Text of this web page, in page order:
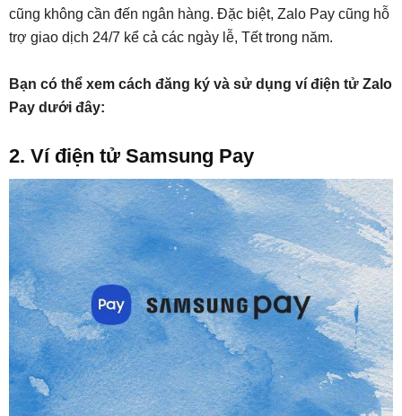
cũng không cần đến ngân hàng. Đặc biệt, Zalo Pay cũng hỗ
trợ giao dịch 24/7 kể cả các ngày lễ, Tết trong năm.
Bạn có thể xem cách đăng ký và sử dụng ví điện tử Zalo
Pay dưới đây:
2. Ví điện tử Samsung Pay